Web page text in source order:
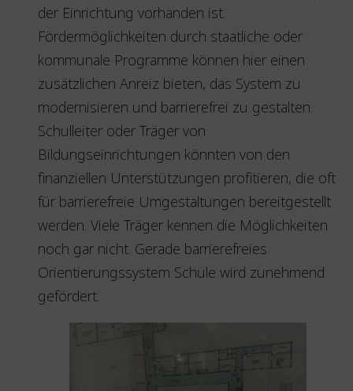
der Einrichtung vorhanden ist.
Fördermöglichkeiten durch staatliche oder
kommunale Programme können hier einen
zusätzlichen Anreiz bieten, das System zu
modernisieren und barrierefrei zu gestalten.
Schulleiter oder Träger von
Bildungseinrichtungen könnten von den
finanziellen Unterstützungen profitieren, die oft
für barrierefreie Umgestaltungen bereitgestellt
werden. Viele Träger kennen die Möglichkeiten
noch gar nicht. Gerade barrierefreies
Orientierungssystem Schule wird zunehmend
gefördert.